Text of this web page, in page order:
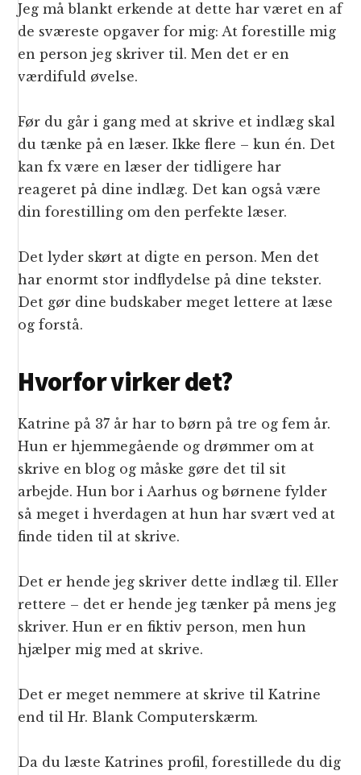
Jeg må blankt erkende at dette har været en af
de sværeste opgaver for mig: At forestille mig
en person jeg skriver til. Men det er en
værdifuld øvelse.
Før du går i gang med at skrive et indlæg skal
du tænke på en læser. Ikke flere – kun én. Det
kan fx være en læser der tidligere har
reageret på dine indlæg. Det kan også være
din forestilling om den perfekte læser.
Det lyder skørt at digte en person. Men det
har enormt stor indflydelse på dine tekster.
Det gør dine budskaber meget lettere at læse
og forstå.
Hvorfor virker det?
Katrine på 37 år har to børn på tre og fem år.
Hun er hjemmegående og drømmer om at
skrive en blog og måske gøre det til sit
arbejde. Hun bor i Aarhus og børnene fylder
så meget i hverdagen at hun har svært ved at
finde tiden til at skrive.
Det er hende jeg skriver dette indlæg til. Eller
rettere – det er hende jeg tænker på mens jeg
skriver. Hun er en fiktiv person, men hun
hjælper mig med at skrive.
Det er meget nemmere at skrive til Katrine
end til Hr. Blank Computerskærm.
Da du læste Katrines profil, forestillede du dig